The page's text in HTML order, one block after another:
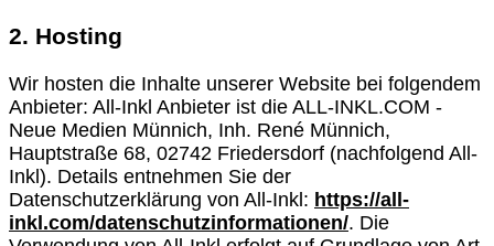
2. Hosting
Wir hosten die Inhalte unserer Website bei folgendem
Anbieter: All-Inkl Anbieter ist die ALL-INKL.COM -
Neue Medien Münnich, Inh. René Münnich,
Hauptstraße 68, 02742 Friedersdorf (nachfolgend All-
Inkl). Details entnehmen Sie der
Datenschutzerklärung von All-Inkl: https://all-
inkl.com/datenschutzinformationen/. Die